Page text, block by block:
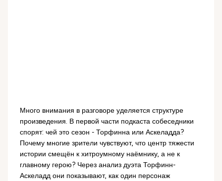
Много внимания в разговоре уделяется структуре
произведения. В первой части подкаста собеседники
спорят: чей это сезон - Торфинна или Аскеладда?
Почему многие зрители чувствуют, что центр тяжести
истории смещён к хитроумному наёмнику, а не к
главному герою? Через анализ дуэта Торфинн-
Аскеладд они показывают, как один персонаж